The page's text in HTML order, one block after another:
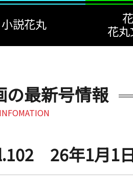
小説花丸 花丸
の最新号情報
INFOMATION
26年1月1